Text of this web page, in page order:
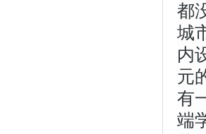
都
城
内
元
有
端